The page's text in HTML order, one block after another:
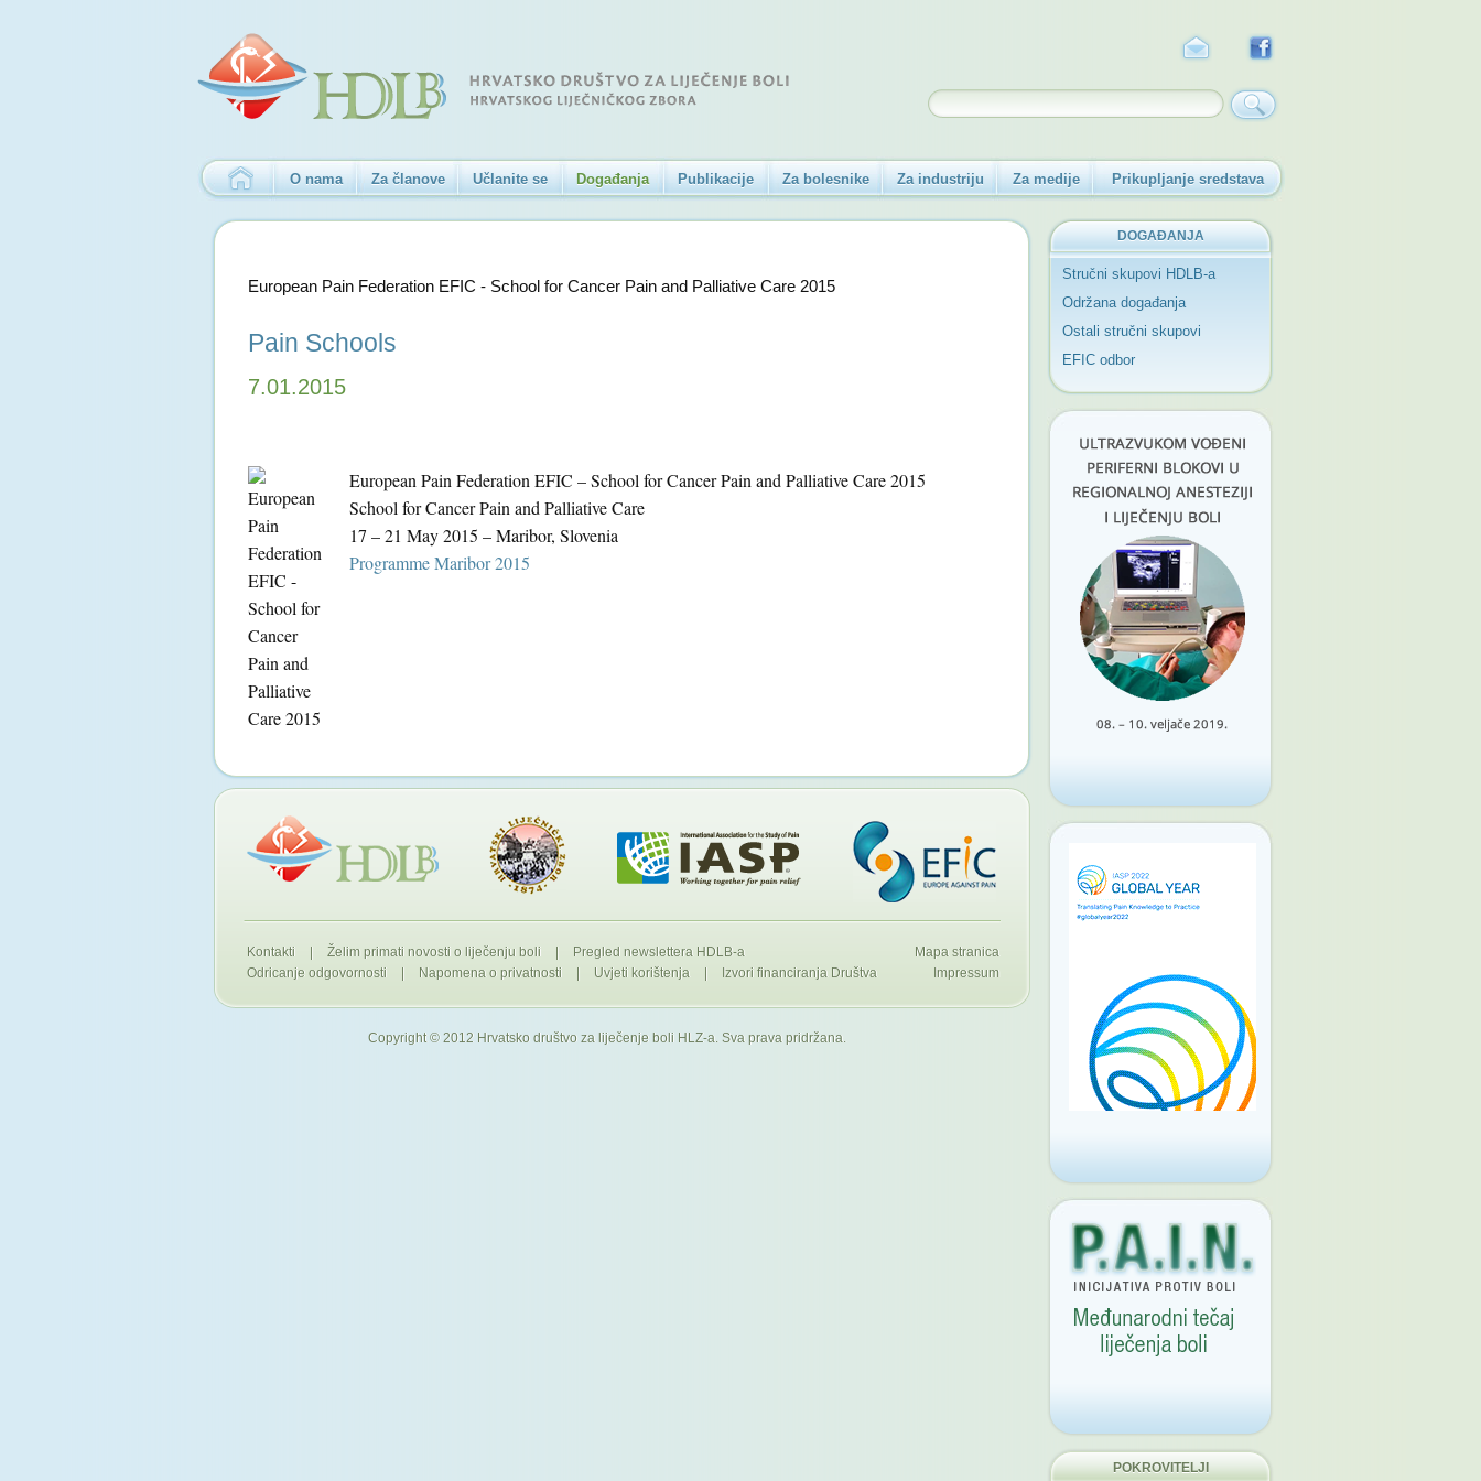
O nama Za članove Učlanite se Događanja Publikacije Za bolesnike Za industriju Za medije Prikupljanje sredstava
European Pain Federation EFIC - School for Cancer Pain and Palliative Care 2015
Pain Schools
7.01.2015
European Pain Federation EFIC – School for Cancer Pain and Palliative Care 2015
School for Cancer Pain and Palliative Care
17 – 21 May 2015 – Maribor, Slovenia
Programme Maribor 2015
Kontakti Želim primati novosti o liječenju boli
Pregled newslettera HDLB-a
Odricanje odgovornosti
Napomena o privatnosti Uvjeti korištenja Izvori financiranja Društva
Mapa stranica
Impressum
Copyright © 2012 Hrvatsko društvo za liječenje boli HLZ-a. Sva prava pridržana.
DOGAĐANJA
Stručni skupovi HDLB-a
Održana događanja
Ostali stručni skupovi
EFIC odbor
POKROVITELJI